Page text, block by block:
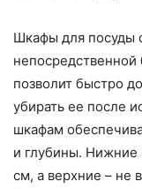
Шкафы для посуды
непосредственной
позволит быстро
убирать ее после
шкафам
и глубины.
см, а верхние – не